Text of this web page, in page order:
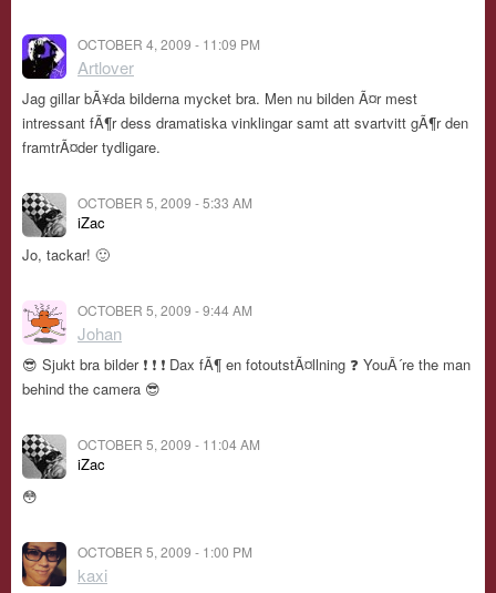
OCTOBER 4, 2009 - 11:09 PM
Artlover
Jag gillar bÃ¥da bilderna mycket bra. Men nu bilden Ã¤r mest
intressant fÃ¶r dess dramatiska vinklingar samt att svartvitt gÃ¶r den
framtrÃ¤der tydligare.
OCTOBER 5, 2009 - 5:33 AM
iZac
Jo, tackar! 🙂
OCTOBER 5, 2009 - 9:44 AM
Johan
😎 Sjukt bra bilder ❗ ❗ ❗ Dax fÃ¶ en fotoutstÃ¤llning ❓ YouÂ´re the man
behind the camera 😎
OCTOBER 5, 2009 - 11:04 AM
iZac
😳
OCTOBER 5, 2009 - 1:00 PM
kaxi